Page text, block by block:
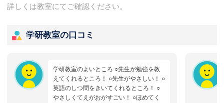
詳しくは教室にてご確認ください。
学研教室の口コミ
学研教室のよいところ ○先生が勉強を教
えてくれるところ！ ○先生がやさしい！ ○
英語のしつ問をきいてくれるところ！ ○
やさしくてえがおがすごい！ ○ほめてく